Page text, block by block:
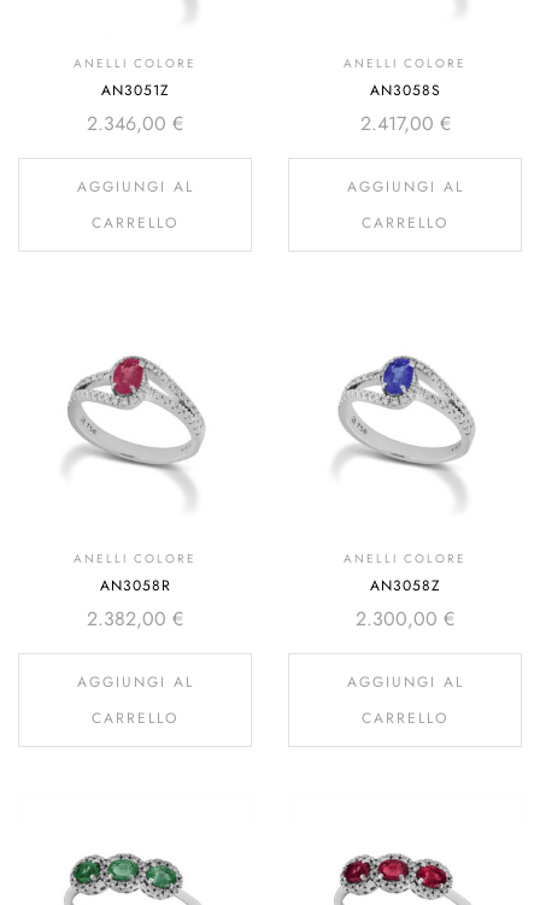
ANELLI COLORE
AN3051Z
2.346,00 €
AGGIUNGI AL
CARRELLO
ANELLI COLORE
AN3058S
2.417,00 €
AGGIUNGI AL
CARRELLO
ANELLI COLORE
AN3058R
2.382,00 €
AGGIUNGI AL
CARRELLO
ANELLI COLORE
AN3058Z
2.300,00 €
AGGIUNGI AL
CARRELLO